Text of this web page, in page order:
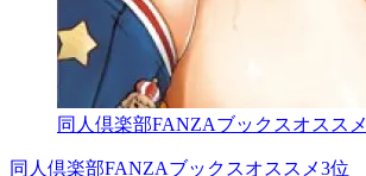
同人倶楽部FANZAブックスオススメ
同人倶楽部FANZAブックスオススメ3位